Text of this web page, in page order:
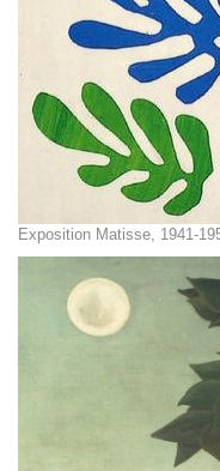
Exposition Matisse, 1941-